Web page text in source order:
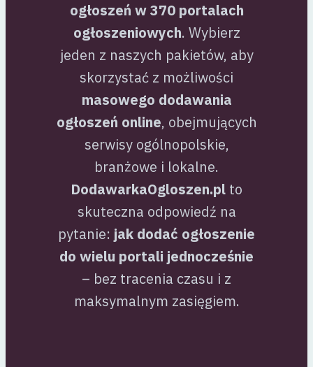
ogłoszeń w 370 portalach
ogłoszeniowych. Wybierz
jeden z naszych pakietów, aby
skorzystać z możliwości
masowego dodawania
ogłoszeń online, obejmujących
serwisy ogólnopolskie,
branżowe i lokalne.
DodawarkaOgloszen.pl to
skuteczna odpowiedź na
pytanie: jak dodać ogłoszenie
do wielu portali jednocześnie
– bez tracenia czasu i z
maksymalnym zasięgiem.